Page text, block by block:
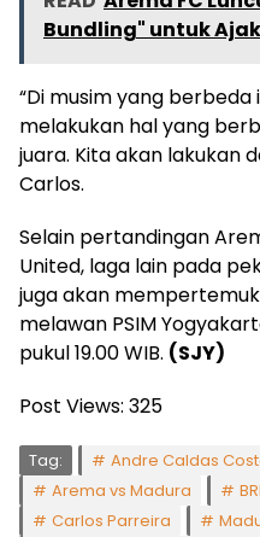
Bundling" untuk
“Di musim yang
melakukan hal yang
juara. Kita akan lakukan
Carlos.
Selain pertandingan
United, laga lain pada
juga akan
melawan PSIM
pukul 19.00 WIB. (SJY)
Post Views: 325
Tag: Andre Caldas
Arema vs Madura
Carlos Parreira